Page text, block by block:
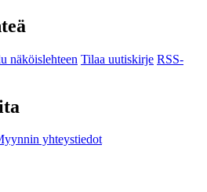
näköislehteen Tilaa uutiskirje RSS-
yhteystiedot